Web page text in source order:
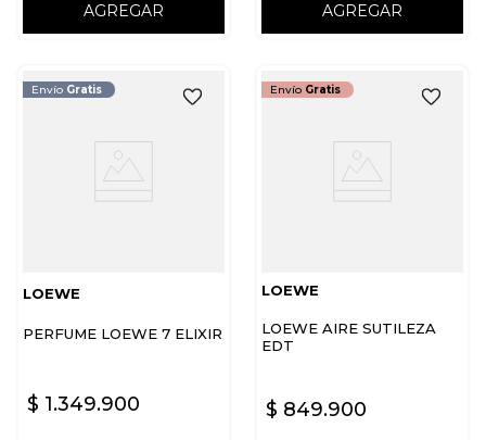
AGREGAR AGREGAR
Envío Gratis
LOEWE
PERFUME LOEWE 7 ELIXIR
$ 1.349.900
Envío Gratis
LOEWE
LOEWE AIRE SUTILEZA
EDT
$ 849.900